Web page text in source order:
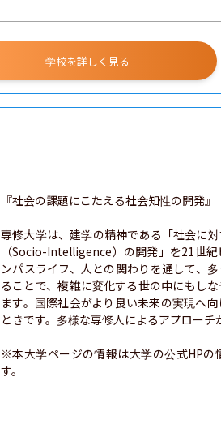
学校を詳しく見る
『社会の課題にこたえる社会知性の開発』
専修大学は、建学の精神である「社会に
（Socio-Intelligence）の開発」を21世
ンパスライフ、人との関わりを通して、
ることで、複雑に変化する世の中にもし
ます。国際社会がより良い未来の実現へ
ときです。多様な専修人によるアプローチ
※本大学ページの情報は大学の公式HPの
す。